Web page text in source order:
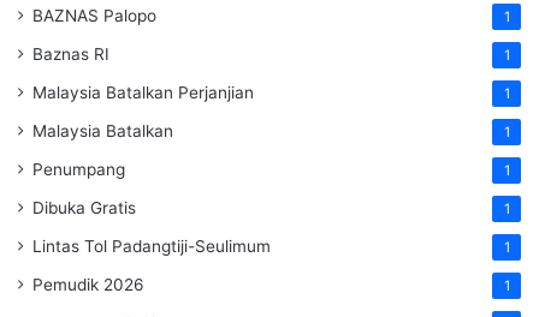
BAZNAS Palopo 1
Baznas RI 1
Malaysia Batalkan Perjanjian 1
Malaysia Batalkan 1
Penumpang 1
Dibuka Gratis 1
Lintas Tol Padangtiji-Seulimum 1
Pemudik 2026 1